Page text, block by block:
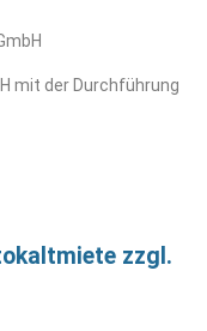
mit der Durchführung
zzgl.